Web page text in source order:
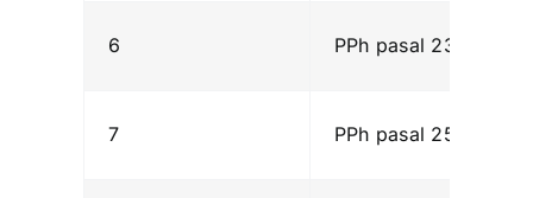
6 PPh pasal 23/26
7 PPh pasal 25